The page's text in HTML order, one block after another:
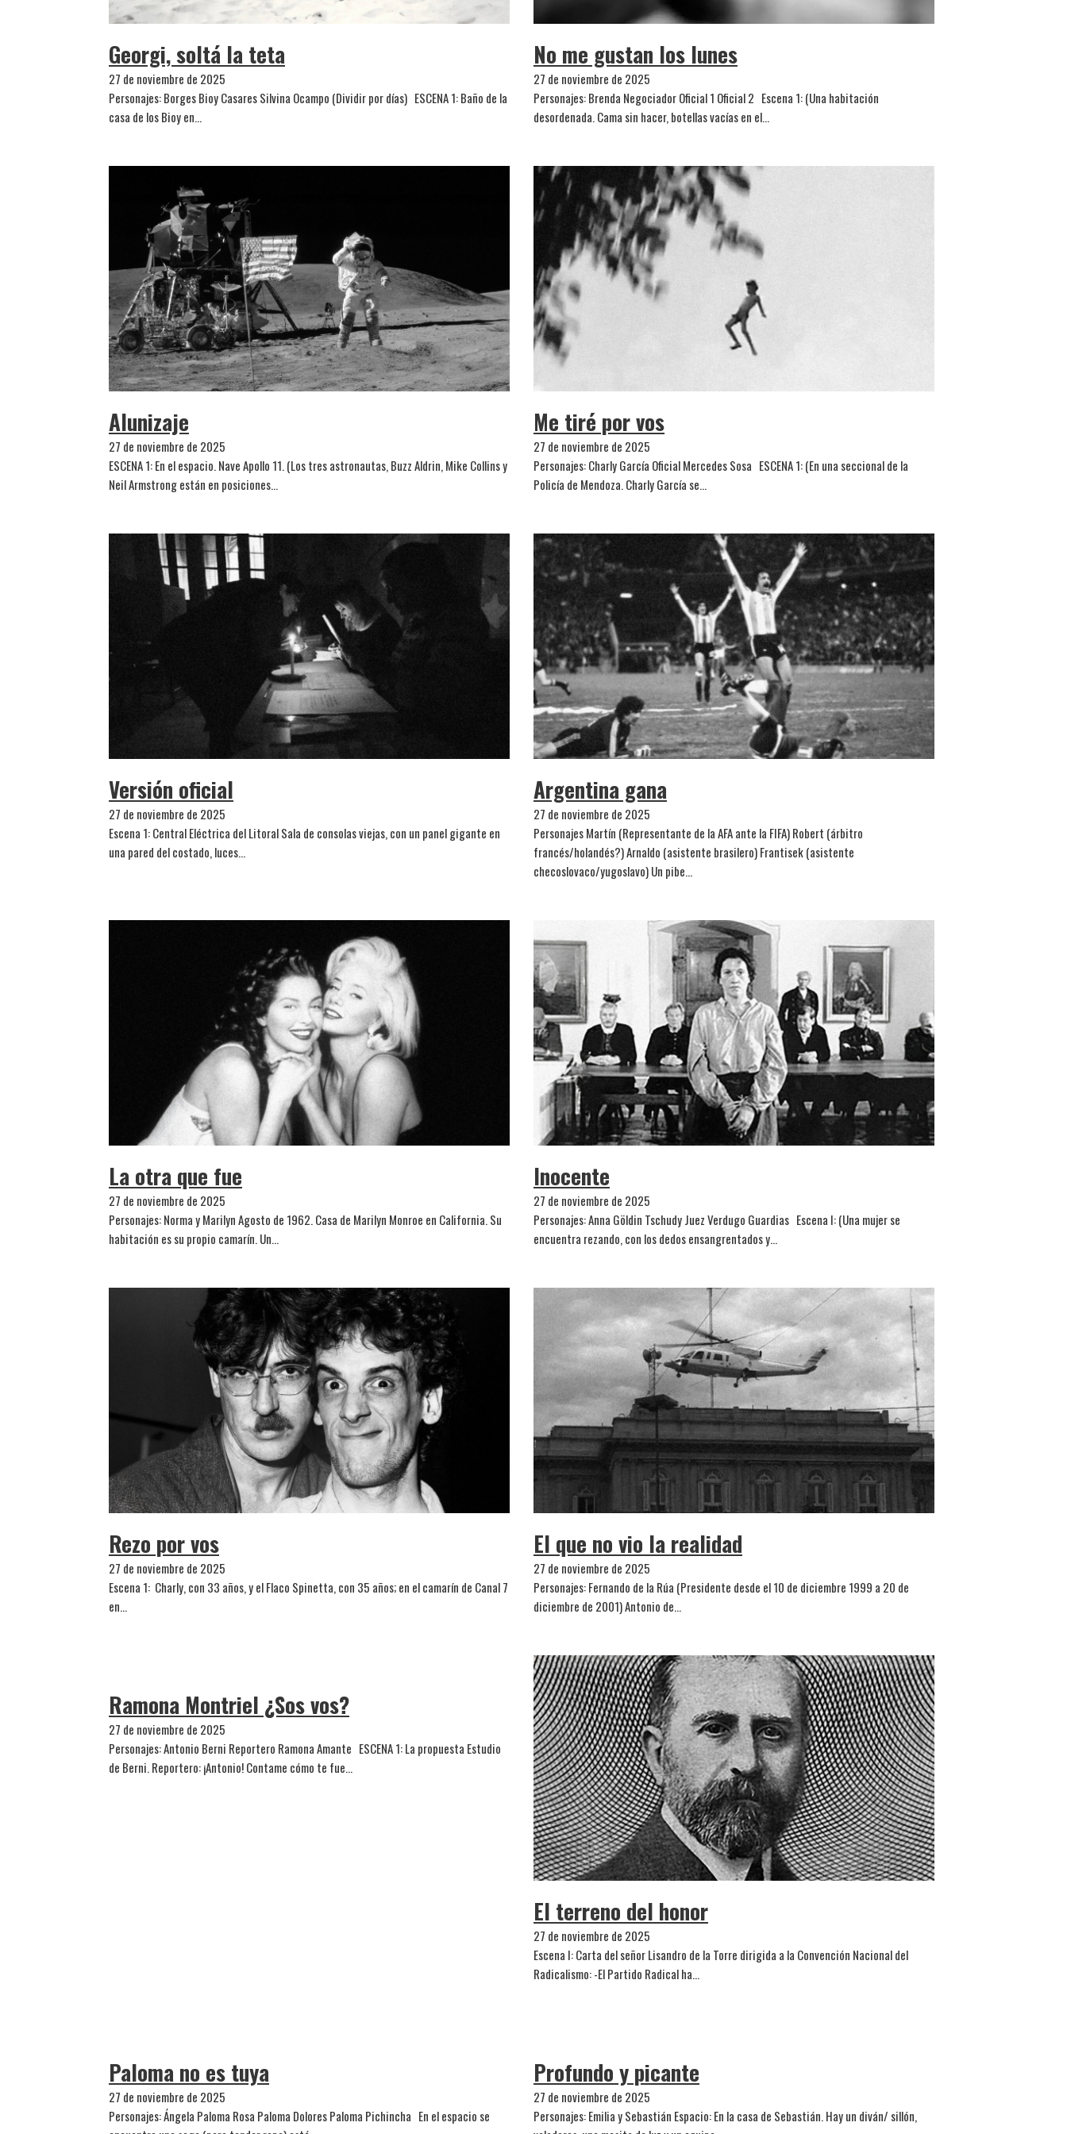
Georgi, soltá la teta
27 de noviembre de 2025
Personajes: Borges Bioy Casares Silvina Ocampo (Dividir por días) ESCENA 1: Baño de la
casa de los Bioy en…
No me gustan los lunes
27 de noviembre de 2025
Personajes: Brenda Negociador Oficial 1 Oficial 2 Escena 1: (Una habitación
desordenada. Cama sin hacer, botellas vacías en el…
Alunizaje
27 de noviembre de 2025
ESCENA 1: En el espacio. Nave Apollo 11. (Los tres astronautas, Buzz Aldrin, Mike Collins y
Neil Armstrong están en posiciones…
Me tiré por vos
27 de noviembre de 2025
Personajes: Charly García Oficial Mercedes Sosa ESCENA 1: (En una seccional de la
Policía de Mendoza. Charly García se…
Versión oficial
27 de noviembre de 2025
Escena 1: Central Eléctrica del Litoral Sala de consolas viejas, con un panel gigante en
una pared del costado, luces…
Argentina gana
27 de noviembre de 2025
Personajes Martín (Representante de la AFA ante la FIFA) Robert (árbitro
francés/holandés?) Arnaldo (asistente brasilero) Frantisek (asistente
checoslovaco/yugoslavo) Un pibe…
La otra que fue
27 de noviembre de 2025
Personajes: Norma y Marilyn Agosto de 1962. Casa de Marilyn Monroe en California. Su
habitación es su propio camarín. Un…
Inocente
27 de noviembre de 2025
Personajes: Anna Göldin Tschudy Juez Verdugo Guardias Escena I: (Una mujer se
encuentra rezando, con los dedos ensangrentados y…
Rezo por vos
27 de noviembre de 2025
Escena 1: Charly, con 33 años, y el Flaco Spinetta, con 35 años; en el camarín de Canal 7
en…
El que no vio la realidad
27 de noviembre de 2025
Personajes: Fernando de la Rúa (Presidente desde el 10 de diciembre 1999 a 20 de
diciembre de 2001) Antonio de…
Ramona Montriel ¿Sos vos?
27 de noviembre de 2025
Personajes: Antonio Berni Reportero Ramona Amante ESCENA 1: La propuesta Estudio
de Berni. Reportero: ¡Antonio! Contame cómo te fue…
El terreno del honor
27 de noviembre de 2025
Escena I: Carta del señor Lisandro de la Torre dirigida a la Convención Nacional del
Radicalismo: -El Partido Radical ha…
Paloma no es tuya
27 de noviembre de 2025
Personajes: Ángela Paloma Rosa Paloma Dolores Paloma Pichincha En el espacio se
Profundo y picante
27 de noviembre de 2025
Personajes: Emilia y Sebastián Espacio: En la casa de Sebastián. Hay un diván/ sillón,